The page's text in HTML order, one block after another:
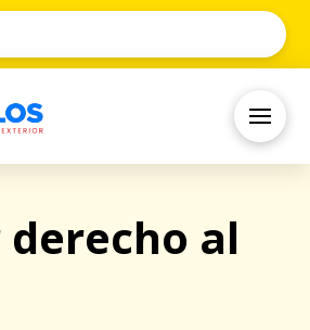
al